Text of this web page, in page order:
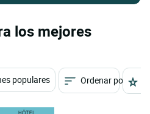
los mejores
populares Ordenar por